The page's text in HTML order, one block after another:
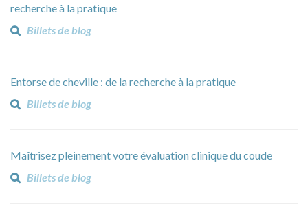
recherche à la pratique
Billets de blog
Entorse de cheville : de la recherche à la pratique
Billets de blog
Maîtrisez pleinement votre évaluation clinique du coude
Billets de blog